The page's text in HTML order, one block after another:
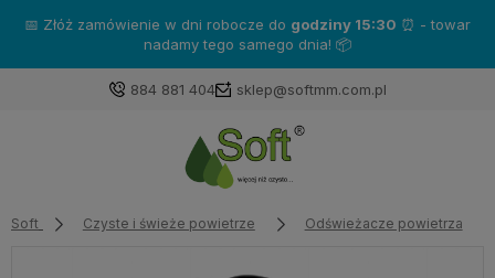
📅 Złóż zamówienie w dni robocze do godziny 15:30 ⏰ - towar
nadamy tego samego dnia! 📦
884 881 404 sklep@softmm.com.pl
Soft Czyste i świeże powietrze Odświeżacze powietrza